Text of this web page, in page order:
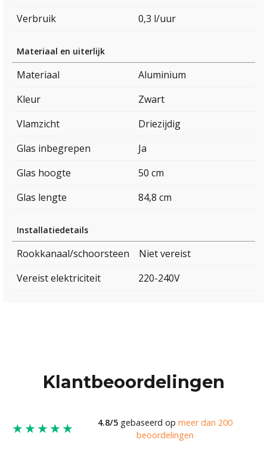
Verbruik
0,3 l/uur
Materiaal en uiterlijk
Materiaal
Aluminium
Kleur
Zwart
Vlamzicht
Driezijdig
Glas inbegrepen
Ja
Glas hoogte
50 cm
Glas lengte
84,8 cm
Installatiedetails
Rookkanaal/schoorsteen
Niet vereist
Vereist elektriciteit
220-240V
Klantbeoordelingen
★★★★★ 4.8/5gebaseerd op meer dan 200
beoordelingen